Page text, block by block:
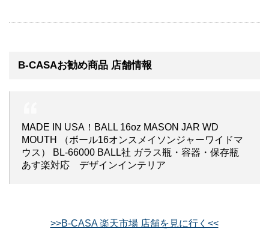
B-CASAお勧め商品 店舗情報
MADE IN USA！BALL 16oz MASON JAR WD
MOUTH （ボール16オンスメイソンジャーワイドマ
ウス） BL-66000 BALL社 ガラス瓶・容器・保存瓶
あす楽対応 デザインインテリア
>>B-CASA 楽天市場 店舗を見に行く<<